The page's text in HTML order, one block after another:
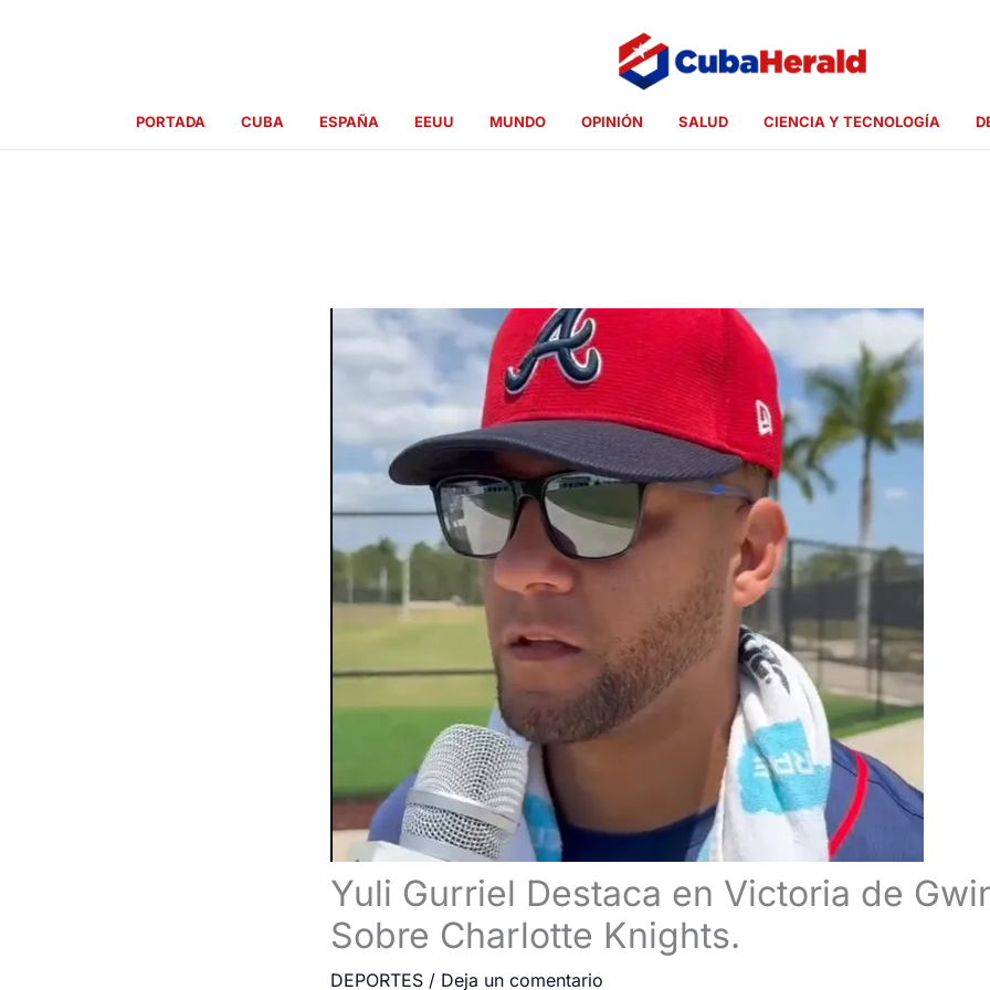
PORTADA CUBA ESPAÑA EEUU MUNDO OPINIÓN SALUD CIENCIA Y TECNOLOGÍA
Yuli Gurriel Destaca en Victoria de
Sobre Charlotte Knights.
DEPORTES/ Deja un comentario